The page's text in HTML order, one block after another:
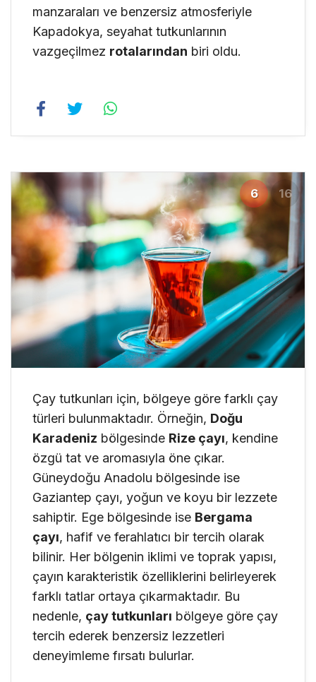
manzaraları ve benzersiz atmosferiyle
Kapadokya, seyahat tutkunlarının
vazgeçilmez rotalarından biri oldu.
6 16
Çay tutkunları için, bölgeye göre farklı çay
türleri bulunmaktadır. Örneğin, Doğu
Karadeniz bölgesinde Rize çayı, kendine
özgü tat ve aromasıyla öne çıkar.
Güneydoğu Anadolu bölgesinde ise
Gaziantep çayı, yoğun ve koyu bir lezzete
sahiptir. Ege bölgesinde ise Bergama
çayı, hafif ve ferahlatıcı bir tercih olarak
bilinir. Her bölgenin iklimi ve toprak yapısı,
çayın karakteristik özelliklerini belirleyerek
farklı tatlar ortaya çıkarmaktadır. Bu
nedenle, çay tutkunları bölgeye göre çay
tercih ederek benzersiz lezzetleri
deneyimleme fırsatı bulurlar.